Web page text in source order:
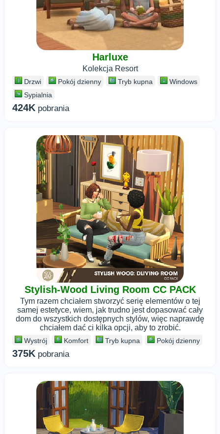
Harluxe
Kolekcja Resort
Drzwi Pokój dzienny Tryb kupna
Windows
Sypialnia
424K pobrania
Stylish-Wood Living Room CC PACK
Tym razem chciałem stworzyć serię elementów o tej
samej estetyce, wiem, jak trudno jest dopasować cały
dom do wszystkich dostępnych stylów, więc naprawdę
chciałem dać ci kilka opcji, aby to zrobić.
Wystrój Komfort Tryb kupna Pokój dzienny
375K pobrania